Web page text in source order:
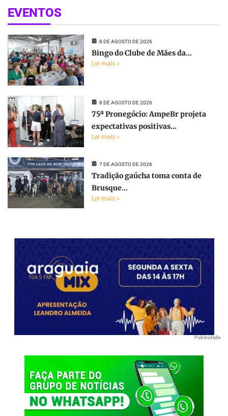
EVENTOS
8 DE AGOSTO DE 2026
Bingo do Clube de Mães da...
Ler mais »
8 DE AGOSTO DE 2026
75ª Pronegócio: AmpeBr projeta
expectativas positivas...
Ler mais »
7 DE AGOSTO DE 2026
Tradição gaúcha toma conta de
Brusque...
Ler mais »
Publicidade